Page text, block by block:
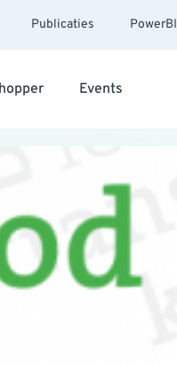
Publicaties PowerBI
Events